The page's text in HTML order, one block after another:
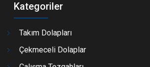
Kategoriler
Takım Dolapları
Çekmeceli Dolaplar